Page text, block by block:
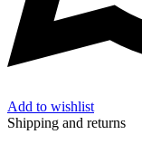
Add to wishlist
Shipping and returns